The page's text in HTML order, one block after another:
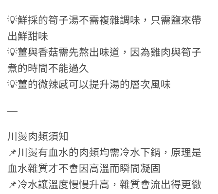
💡鮮採的筍子湯不需複雜調味，只需鹽來帶
出鮮甜味
💡薑與香菇需先熬出味道，因為雞肉與筍子
煮的時間不能過久
💡薑的微辣感可以提升湯的層次風味
—
川燙肉類須知
📌川燙有血水的肉類均需冷水下鍋，原理是
血水雜質才不會因高溫而瞬間凝固
📌冷水讓溫度慢慢升高，雜質會流出得更徹